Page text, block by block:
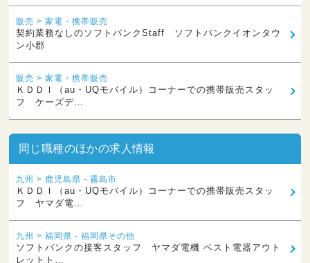
販売 > 家電・携帯販売
契約業務なしのソフトバンクStaff ソフトバンクイオンタウ
ン小郡
販売 > 家電・携帯販売
ＫＤＤＩ（au・UQモバイル）コーナーでの携帯販売スタッ
フ ケーズデ…
同じ職種のほかの求人情報
九州 > 鹿児島県 - 霧島市
ＫＤＤＩ（au・UQモバイル）コーナーでの携帯販売スタッ
フ ヤマダ電…
九州 > 福岡県 - 福岡県その他
ソフトバンクの接客スタッフ ヤマダ電機 ベスト電器アウト
レットト…